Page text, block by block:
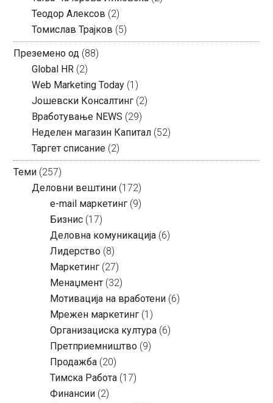
Теодор Алексов (2)
Томислав Трајков (5)
Преземено од (88)
Global HR (2)
Web Marketing Today (1)
Јошевски Консалтинг (2)
Вработување NEWS (29)
Неделен магазин Капитал (52)
Таргет списание (2)
Теми (257)
Деловни вештини (172)
e-mail маркетинг (9)
Бизнис (17)
Деловна комуникација (6)
Лидерство (8)
Маркетинг (27)
Менаџмент (32)
Мотивација на вработени (6)
Мрежен маркетинг (1)
Организациска култура (6)
Претприемништво (9)
Продажба (20)
Тимска Работа (17)
Финансии (2)